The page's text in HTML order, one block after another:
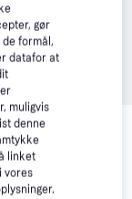
dine
gør
formål,
datafor at
muligvis
denne
linket
vores